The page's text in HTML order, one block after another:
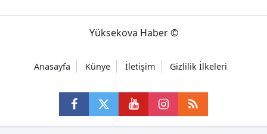
Yüksekova Haber ©
Anasayfa Künye İletişim Gizlilik İlkeleri